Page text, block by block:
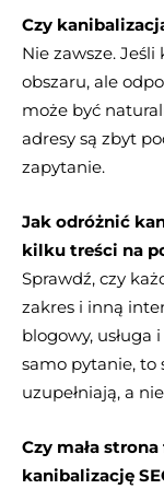
Czy
Nie zawsze.
obszaru, ale
może być
adresy są zbyt
zapytanie.
Jak odróżnić
kilku treści na
Sprawdź, czy
zakres i inną
blogowy,
samo pytanie, to
uzupełniają, a
Czy mała
kanibalizację